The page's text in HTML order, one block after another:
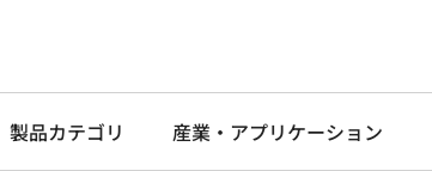
製品カテゴリ 産業・アプリケーション